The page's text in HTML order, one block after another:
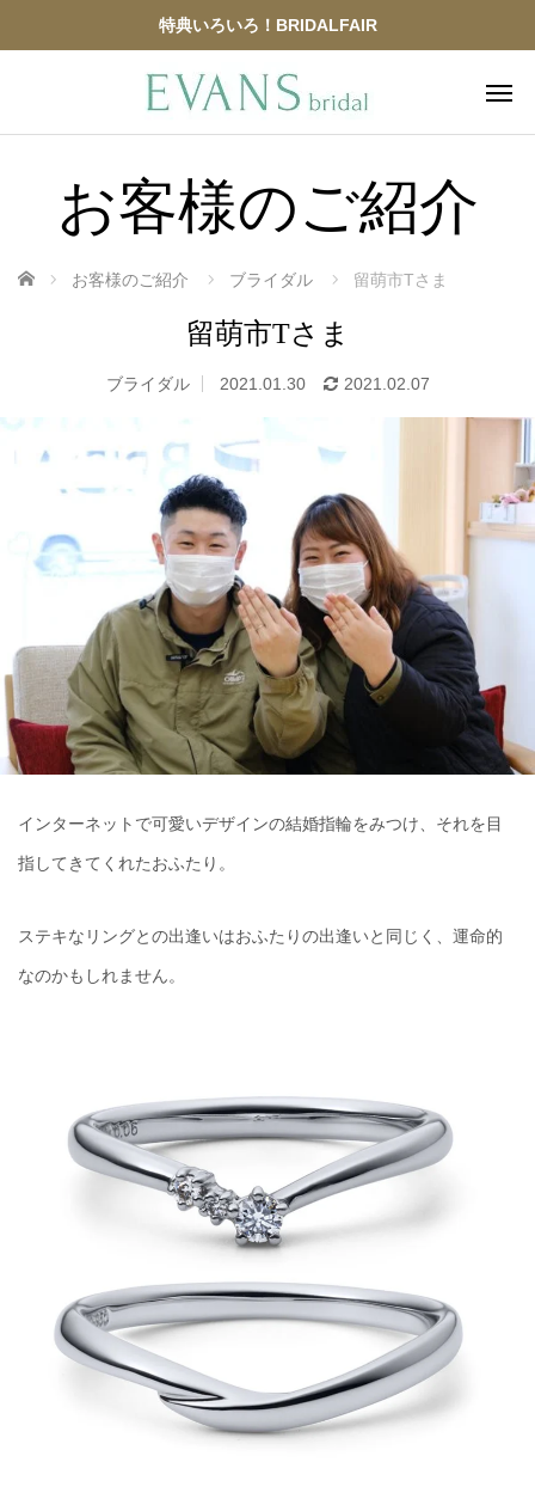
特典いろいろ！BRIDALFAIR
お客様のご紹介
ホーム お客様のご紹介 ブライダル 留萌市Tさま
留萌市Tさま
ブライダル 2021.01.30 2021.02.07
インターネットで可愛いデザインの結婚指輪をみつけ、それを目
指してきてくれたおふたり。
ステキなリングとの出逢いはおふたりの出逢いと同じく、運命的
なのかもしれません。